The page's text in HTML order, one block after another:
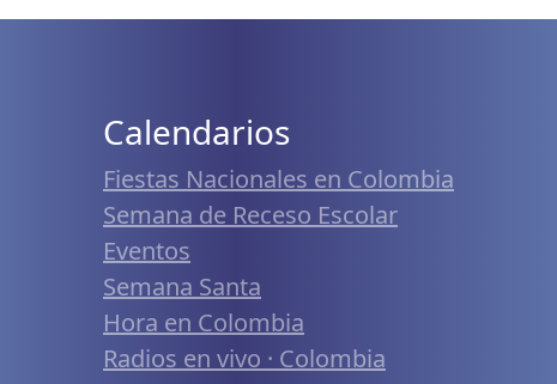
Calendarios
Fiestas Nacionales en Colombia
Semana de Receso Escolar
Eventos
Semana Santa
Hora en Colombia
Radios en vivo · Colombia